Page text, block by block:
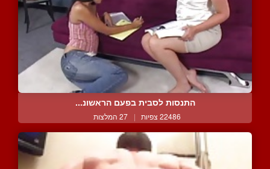
התנסות לסבית בפעם הראשונ...
22486 צפיות | 27 המלצות